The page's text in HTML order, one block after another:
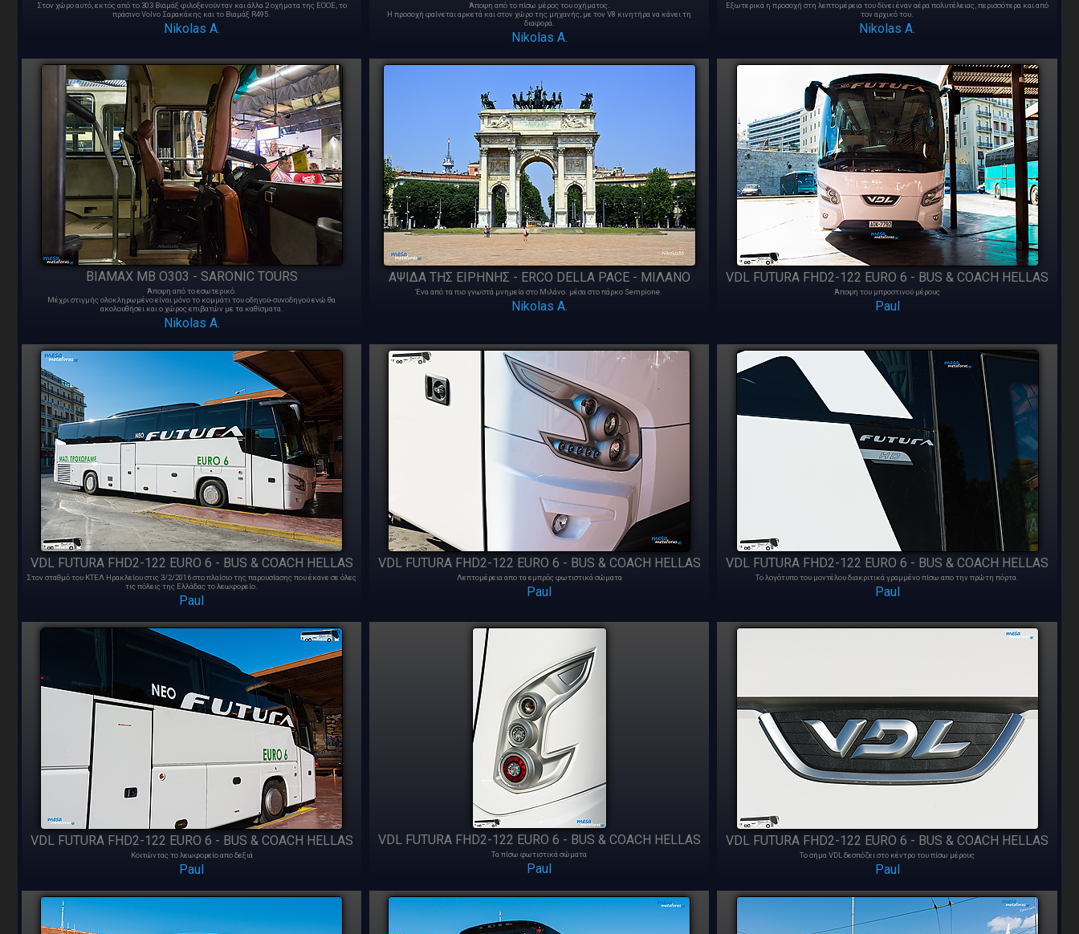
Στον χώρο αυτό, εκτός από το 303 Βιαμάξ φιλοξενούνταν και άλλα 2 οχήματα της ΕΟΟΕ, το
πράσινο Volvo Σαρακάκης και το Βιαμάξ R495.
Nikolas A.
Άποψη από το πίσω μέρος του οχήματος.
Η προσοχή φαίνεται αρκετά και στον χώρο της μηχανής, με τον V8 κινητήρα να κάνει τη
διαφορά.
Nikolas A.
Εξωτερικά η προσοχή στη λεπτομέρεια του δίνει έναν αέρα πολυτέλειας, περισσότερα και από
τον αρχικό του.
Nikolas A.
BIAMAX MB O303 - SARONIC TOURS
Άποψη από το εσωτερικό.
Μέχρι στιγμής ολοκληρωμένο είναι μόνο το κομμάτι του οδηγού-συνοδηγού ενώ θα
ακολουθήσει και ο χώρος επιβατών με τα καθίσματα.
Nikolas A.
ΑΨΙΔΑ ΤΗΣ ΕΙΡΗΝΗΣ - ERCO DELLA PACE - ΜΙΛΑΝΟ
Ένα από τα πιο γνωστά μνημεία στο Μιλάνο. μέσα στο πάρκο Sempione.
Nikolas A.
VDL FUTURA FHD2-122 EURO 6 - BUS & COACH HELLAS
Άποψη του μπροστινού μέρους
Paul
VDL FUTURA FHD2-122 EURO 6 - BUS & COACH HELLAS
Στον σταθμό του ΚΤΕΛ Ηρακλείου στις 3/2/2016 στο πλαίσιο της παρουσίασης που έκανε σε όλες
τις πόλεις της Ελλάδας το λεωφορείο.
Paul
VDL FUTURA FHD2-122 EURO 6 - BUS & COACH HELLAS
Λεπτομέρεια απο τα εμπρός φωτιστικά σώματα
Paul
VDL FUTURA FHD2-122 EURO 6 - BUS & COACH HELLAS
Το λογότυπο του μοντέλου διακριτικά γραμμένο πίσω απο την πρώτη πόρτα.
Paul
VDL FUTURA FHD2-122 EURO 6 - BUS & COACH HELLAS
Κοιτώντας το λεωφορείο απο δεξιά
Paul
VDL FUTURA FHD2-122 EURO 6 - BUS & COACH HELLAS
Τα πίσω φωτιστικά σώματα
Paul
VDL FUTURA FHD2-122 EURO 6 - BUS & COACH HELLAS
Το σήμα VDL δεσπόζει στο κέντρο του πίσω μέρους
Paul